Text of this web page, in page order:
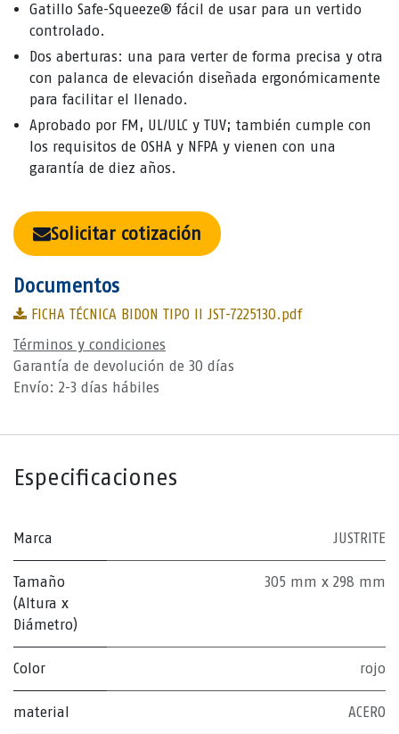
Gatillo Safe-Squeeze® fácil de usar para un vertido
controlado.
Dos aberturas: una para verter de forma precisa y otra
con palanca de elevación diseñada ergonómicamente
para facilitar el llenado.
Aprobado por FM, UL/ULC y TUV; también cumple con
los requisitos de OSHA y NFPA y vienen con una
garantía de diez años.
Solicitar cotización
Documentos
FICHA TÉCNICA BIDON TIPO II JST-7225130.pdf
Términos y condiciones
Garantía de devolución de 30 días
Envío: 2-3 días hábiles
Especificaciones
Marca JUSTRITE
Tamaño
(Altura x
Diámetro)
305 mm x 298 mm
Color rojo
material ACERO